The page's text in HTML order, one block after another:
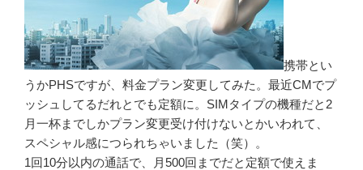
携帯とい
うかPHSですが、料金プラン変更してみた。最近CMでプ
ッシュしてるだれとでも定額に。SIMタイプの機種だと2
月一杯までしかプラン変更受け付けないとかいわれて、
スペシャル感につられちゃいました（笑）。
1回10分以内の通話で、月500回までだと定額で使えま